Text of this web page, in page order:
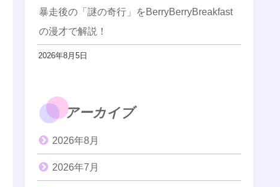
暴走後の「謎の奇行」をBerryBerryBreakfast
の漫才で解説！
2026年8月5日
アーカイブ
2026年8月
2026年7月